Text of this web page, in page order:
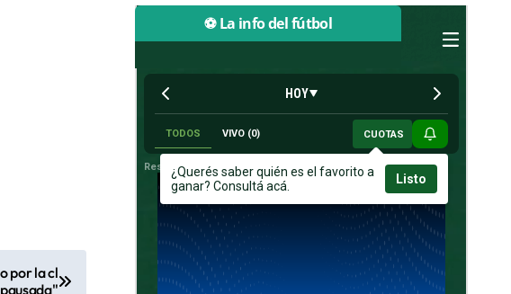
por la cl
⚽ La info del fútbol